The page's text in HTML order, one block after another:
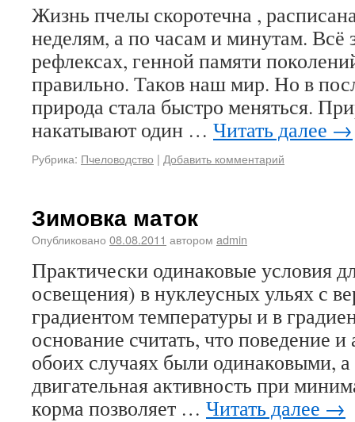
Жизнь пчелы скоротечна ,
неделям, а по часам и минутам. Всё
рефлексах, генной памяти
правильно. Таков наш мир. Но в
природа стала быстро меняться.
накатывают один … Читать далее →
Рубрика: Пчеловодство | Добавить комментарий
Зимовка маток
Опубликовано 08.08.2011 автором admin
Практически одинаковые условия
освещения) в нуклеусных ульях с
градиентом температуры и в
основание считать, что поведение
обоих случаях были одинаковыми, а
двигательная активность при
корма позволяет … Читать далее →